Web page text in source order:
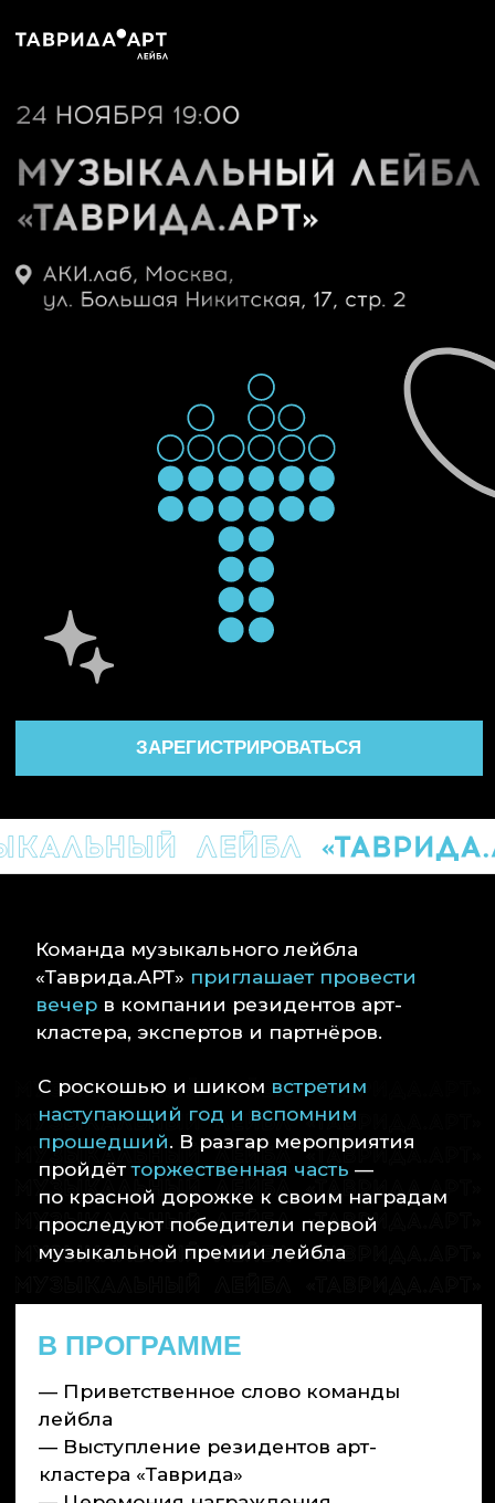
ЗАРЕГИСТРИРОВАТЬСЯ
кластера, экспертов и партнёров.
С роскошью и шикомвстретим
пройдёт
по красной дорожке к своим наградам
проследуют победители первой
музыкальной премии лейбла
— Приветственное слово команды
лейбла
— Выступление резидентов арт-
кластера «Таврида»
— Церемония награждения,
розыгрыши, подарки
— Нетворкинг, новые знакомства
В ПРОГРАММЕ
Мы будем рады, если
вы поддержите стиль нашего
мероприятия. Добавьте в свой
образ шик, блеск и роскошь, чтобы
ДРЕСС-КОД